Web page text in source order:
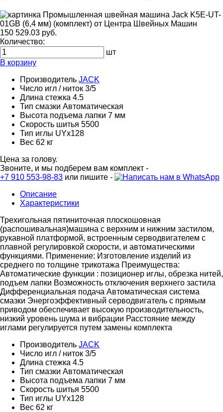
150 529.03 руб.
Количество:
шт
В корзину
Производитель JACK
Число игл / ниток 3/5
Длина стежка 4.5
Тип смазки Автоматическая
Высота подъема лапки 7 мм
Скорость шитья 5500
Тип иглы UYx128
Вес 62 кг
Цена за голову.
Звоните, и мы подберем вам комплект -
+7 910 553-98-83 или пишите -
Описание
Характеристики
Трехигольная пятиниточная плоскошовная
(распошивальная)машина с верхним и нижним застилом,
рукавной платформой, встроенным серводвигателем с
плавной регулировкой скорости, и автоматическими
функциями. Применение: Изготовление изделий из
среднего по толщине трикотажа Преимущества:
Автоматические функции : позиционер иглы, обрезка нитей,
подъем лапки Возможность отключения верхнего застила
Дифференциальная подача Автоматическая система
смазки Энергоэффективный серводвигатель с прямым
приводом обеспечивает высокую производительность,
низкий уровень шума и вибрации Расстояние между
иглами регулируется путем замены комплекта
Производитель JACK
Число игл / ниток 3/5
Длина стежка 4.5
Тип смазки Автоматическая
Высота подъема лапки 7 мм
Скорость шитья 5500
Тип иглы UYx128
Вес 62 кг